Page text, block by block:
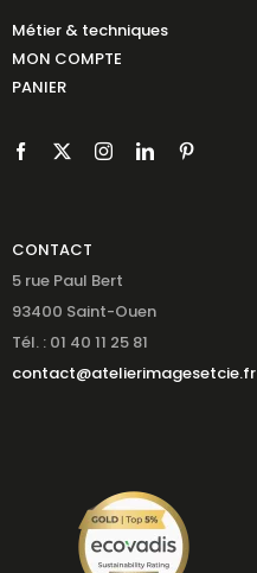
Métier & techniques
MON COMPTE
PANIER
CONTACT
5 rue Paul Bert
93400 Saint-Ouen
Tél. : 01 40 11 25 81
contact@atelierimagesetcie.fr